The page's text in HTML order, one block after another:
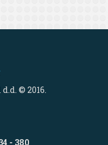
© 2016.
- 380